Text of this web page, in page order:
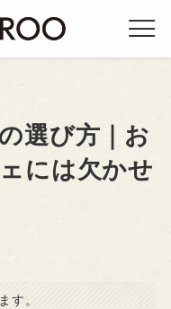
選び方｜お
には欠かせ
す。